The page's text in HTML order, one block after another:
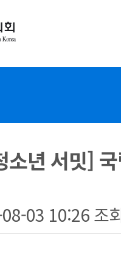
년 서밋]
03 10:26 조